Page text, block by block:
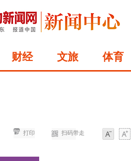
财经 文旅 体育
扫码带走
打印